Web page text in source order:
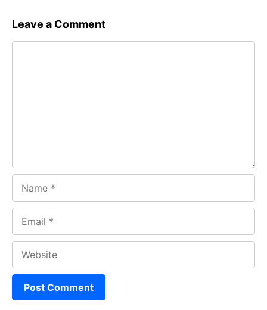
Leave a Comment